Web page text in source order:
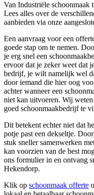
Van Industriële schoonmaak
Lees alles over de
aanbieden via onze
Een aanvraag voor een
goede stap om te nemen.
je erg snel een
ervoor dat je zeker weet dat
bedrijf, je wilt namelijk wel
door iemand die hier oog
achter wanneer een
niet kan uitvoeren. Wij
goed schoonmaakbedrijf te
Dit betekent echter niet dat
potje past een dekseltje.
stuk sneller samenwerken
kan voorzien van de best
ons formulier in en ontvang
Hekendorp.
Klik op schoonmaak offerte